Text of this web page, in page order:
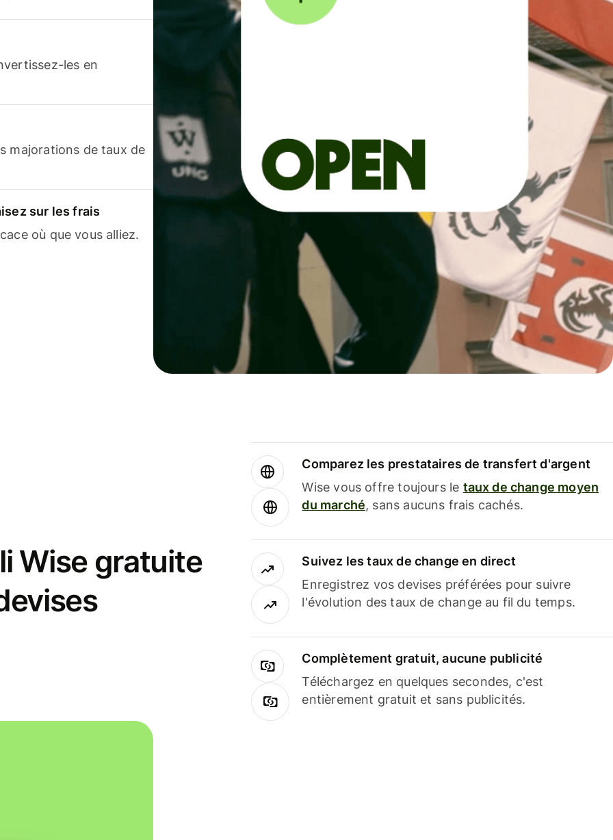
les en
majorations de taux de
sur les frais
où que vous alliez.
Wise gratuite
Comparez les prestataires de transfert d'argent
Wise vous offre toujours le taux de change moyen
du marché, sans aucuns frais cachés.
Suivez les taux de change en direct
Enregistrez vos devises préférées pour suivre
l'évolution des taux de change au fil du temps.
Complètement gratuit, aucune publicité
Téléchargez en quelques secondes, c'est
entièrement gratuit et sans publicités.